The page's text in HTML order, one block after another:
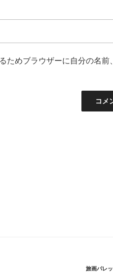
ためブラウザーに自分の名前
旅画パレ